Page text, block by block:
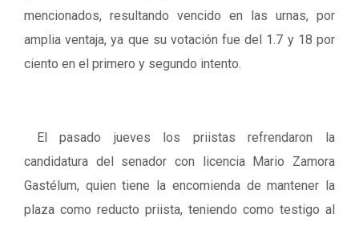
mencionados, resultando vencido en las urnas, por
amplia ventaja, ya que su votación fue del 1.7 y 18 por
ciento en el primero y segundo intento.
El pasado jueves los priistas refrendaron la
candidatura del senador con licencia Mario Zamora
Gastélum, quien tiene la encomienda de mantener la
plaza como reducto priista, teniendo como testigo al